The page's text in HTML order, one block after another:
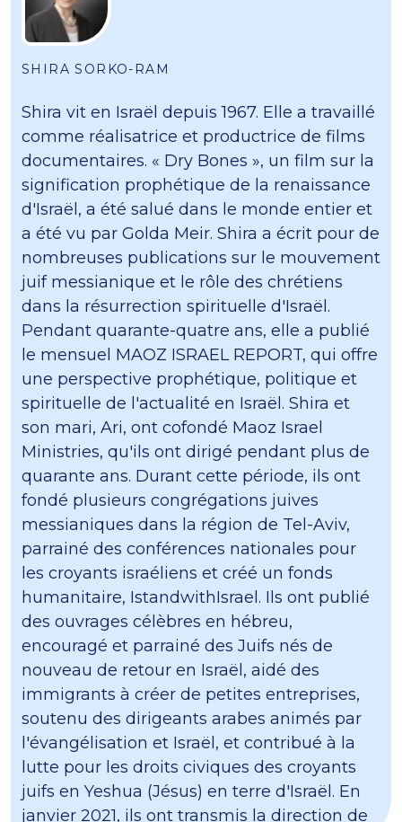
SHIRA SORKO-RAM
Shira vit en Israël depuis 1967. Elle a travaillé
comme réalisatrice et productrice de films
documentaires. « Dry Bones », un film sur la
signification prophétique de la renaissance
d'Israël, a été salué dans le monde entier et
a été vu par Golda Meir. Shira a écrit pour de
nombreuses publications sur le mouvement
juif messianique et le rôle des chrétiens
dans la résurrection spirituelle d'Israël.
Pendant quarante-quatre ans, elle a publié
le mensuel MAOZ ISRAEL REPORT, qui offre
une perspective prophétique, politique et
spirituelle de l'actualité en Israël. Shira et
son mari, Ari, ont cofondé Maoz Israel
Ministries, qu'ils ont dirigé pendant plus de
quarante ans. Durant cette période, ils ont
fondé plusieurs congrégations juives
messianiques dans la région de Tel-Aviv,
parrainé des conférences nationales pour
les croyants israéliens et créé un fonds
humanitaire, IstandwithIsrael. Ils ont publié
des ouvrages célèbres en hébreu,
encouragé et parrainé des Juifs nés de
nouveau de retour en Israël, aidé des
immigrants à créer de petites entreprises,
soutenu des dirigeants arabes animés par
l'évangélisation et Israël, et contribué à la
lutte pour les droits civiques des croyants
juifs en Yeshua (Jésus) en terre d'Israël. En
janvier 2021, ils ont transmis la direction de